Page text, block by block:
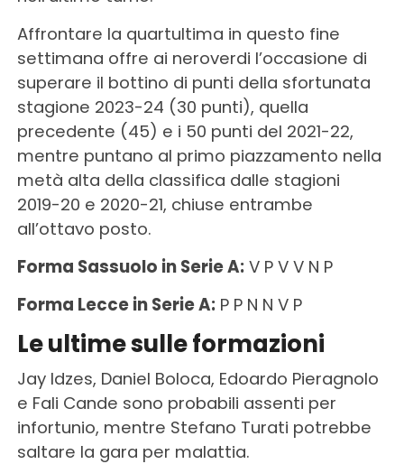
Affrontare la quartultima in questo fine
settimana offre ai neroverdi l’occasione di
superare il bottino di punti della sfortunata
stagione 2023-24 (30 punti), quella
precedente (45) e i 50 punti del 2021-22,
mentre puntano al primo piazzamento nella
metà alta della classifica dalle stagioni
2019-20 e 2020-21, chiuse entrambe
all’ottavo posto.
Forma Sassuolo in Serie A:V P V V N P
Forma Lecce in Serie A:P P N N V P
Le ultime sulle formazioni
Jay Idzes, Daniel Boloca, Edoardo Pieragnolo
e Fali Cande sono probabili assenti per
infortunio, mentre Stefano Turati potrebbe
saltare la gara per malattia.